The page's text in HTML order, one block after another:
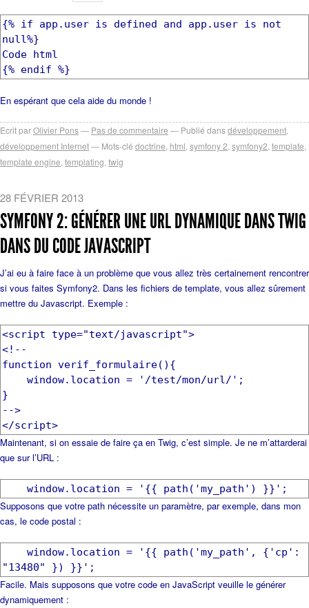
{% if app.user is defined and app.user is not
null%}
Code html
{% endif %}
En espérant que cela aide du monde !
Ecrit parOlivier Pons Pas de commentaire Publié dansdéveloppement
développement Internet
Mots-clé doctrine html symfony 2 symfony2 template
template engine templating twig
28 FÉVRIER 2013
SYMFONY 2: GÉNÉRER UNE URL DYNAMIQUE DANS TWIG
DANS DU CODE JAVASCRIPT
J’ai eu à faire face à un problème que vous allez très certainement rencontrer
si vous faites Symfony2. Dans les fichiers de template, vous allez sûrement
mettre du Javascript. Exemple :
<script type="text/javascript">
<!--
function verif_formulaire(){
window.location = '/test/mon/url/';
}
-->
Maintenant, si on essaie de faire ça en Twig, c’est simple. Je ne m’attarderai
que sur l’URL :
Supposons que votre path nécessite un paramètre, par exemple, dans mon
cas, le code postal :
window.location = '{{ path('my_path', {'cp':
Facile. Mais supposons que votre code en JavaScript veuille le générer
dynamiquement :